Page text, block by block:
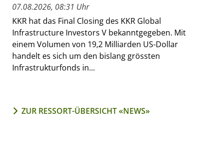
07.08.2026, 08:31 Uhr
KKR hat das Final Closing des KKR Global
Infrastructure Investors V bekanntgegeben. Mit
einem Volumen von 19,2 Milliarden US-Dollar
handelt es sich um den bislang grössten
Infrastrukturfonds in...
ZUR RESSORT-ÜBERSICHT «NEWS»